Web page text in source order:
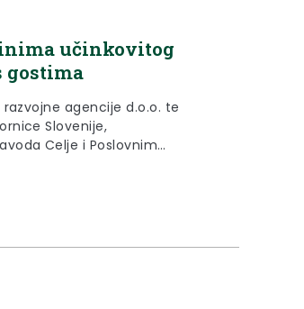
učinkovitog
gostima
agencije d.o.o. te
Slovenije,
Celje i Poslovnim
„Poslovni uzlet Grada